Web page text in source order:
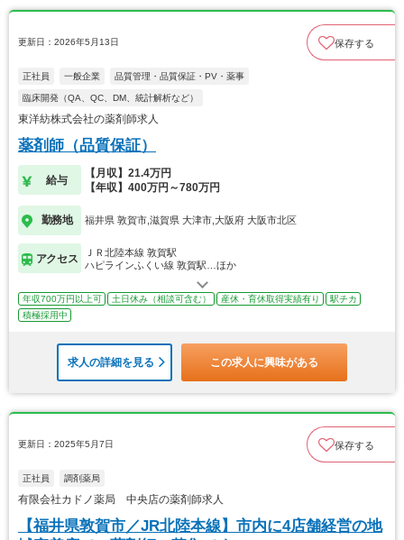
更新日：2026年5月13日 保存する
正社員 一般企業 品質管理・品質保証・PV・薬事
臨床開発（QA、QC、DM、統計解析など）
東洋紡株式会社の薬剤師求人
薬剤師（品質保証）
給与
【月収】21.4万円
【年収】400万円～780万円
勤務地 福井県 敦賀市,滋賀県 大津市,大阪府 大阪市北区
アクセス
ＪＲ北陸本線 敦賀駅
ハピラインふくい線 敦賀駅…ほか
年収700万円以上可 土日休み（相談可含む） 産休・育休取得実績有り
駅チカ
積極採用中
求人の詳細を見る この求人に興味がある
更新日：2025年5月7日 保存する
正社員 調剤薬局
有限会社カドノ薬局 中央店の薬剤師求人
【福井県敦賀市／JR北陸本線】市内に4店舗経営の地